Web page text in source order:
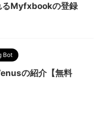
るMyfxbookの登録
Bot
の紹介【無料